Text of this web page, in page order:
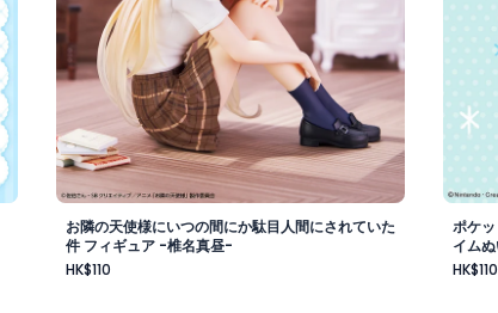
お隣の天使様にいつの間にか駄目人間にされていた
件 フィギュア -椎名真昼-
HK$110
ポケ
イム
HK$110